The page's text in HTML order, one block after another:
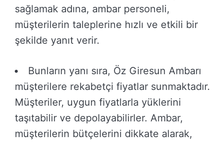
sağlamak adına, ambar personeli,
müşterilerin taleplerine hızlı ve etkili bir
şekilde yanıt verir.
Bunların yanı sıra, Öz Giresun Ambarı
müşterilere rekabetçi fiyatlar sunmaktadır.
Müşteriler, uygun fiyatlarla yüklerini
taşıtabilir ve depolayabilirler. Ambar,
müşterilerin bütçelerini dikkate alarak,